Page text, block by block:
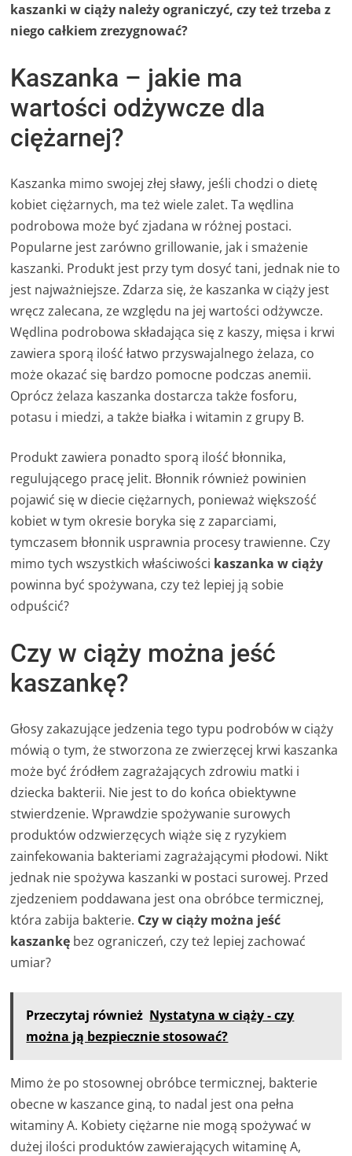
kaszanki w ciąży należy ograniczyć, czy też trzeba z
niego całkiem zrezygnować?
Kaszanka – jakie ma
wartości odżywcze dla
ciężarnej?
Kaszanka mimo swojej złej sławy, jeśli chodzi o dietę
kobiet ciężarnych, ma też wiele zalet. Ta wędlina
podrobowa może być zjadana w różnej postaci.
Popularne jest zarówno grillowanie, jak i smażenie
kaszanki. Produkt jest przy tym dosyć tani, jednak nie to
jest najważniejsze. Zdarza się, że kaszanka w ciąży jest
wręcz zalecana, ze względu na jej wartości odżywcze.
Wędlina podrobowa składająca się z kaszy, mięsa i krwi
zawiera sporą ilość łatwo przyswajalnego żelaza, co
może okazać się bardzo pomocne podczas anemii.
Oprócz żelaza kaszanka dostarcza także fosforu,
potasu i miedzi, a także białka i witamin z grupy B.
Produkt zawiera ponadto sporą ilość błonnika,
regulującego pracę jelit. Błonnik również powinien
pojawić się w diecie ciężarnych, ponieważ większość
kobiet w tym okresie boryka się z zaparciami,
tymczasem błonnik usprawnia procesy trawienne. Czy
mimo tych wszystkich właściwości kaszanka w ciąży
powinna być spożywana, czy też lepiej ją sobie
odpuścić?
Czy w ciąży można jeść
kaszankę?
Głosy zakazujące jedzenia tego typu podrobów w ciąży
mówią o tym, że stworzona ze zwierzęcej krwi kaszanka
może być źródłem zagrażających zdrowiu matki i
dziecka bakterii. Nie jest to do końca obiektywne
stwierdzenie. Wprawdzie spożywanie surowych
produktów odzwierzęcych wiąże się z ryzykiem
zainfekowania bakteriami zagrażającymi płodowi. Nikt
jednak nie spożywa kaszanki w postaci surowej. Przed
zjedzeniem poddawana jest ona obróbce termicznej,
która zabija bakterie. Czy w ciąży można jeść
kaszankę bez ograniczeń, czy też lepiej zachować
umiar?
Przeczytaj również Nystatyna w ciąży - czy
można ją bezpiecznie stosować?
Mimo że po stosownej obróbce termicznej, bakterie
obecne w kaszance giną, to nadal jest ona pełna
witaminy A. Kobiety ciężarne nie mogą spożywać w
dużej ilości produktów zawierających witaminę A,